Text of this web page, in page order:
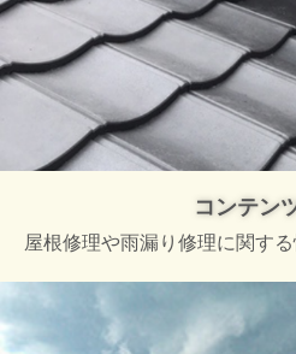
コンテン
屋根修理や雨漏り修理に関す